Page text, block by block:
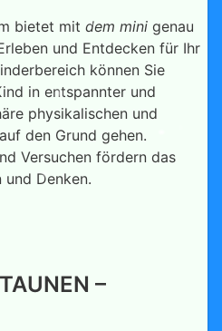
bietet mit dem mini genau
und Entdecken für Ihr
können Sie
in entspannter und
physikalischen und
den Grund gehen.
Versuchen fördern das
Denken.
–